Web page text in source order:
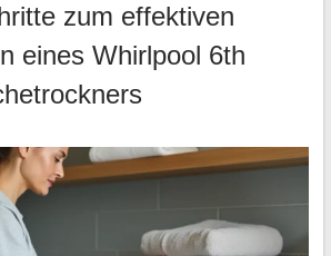
zum effektiven
eines Whirlpool 6th